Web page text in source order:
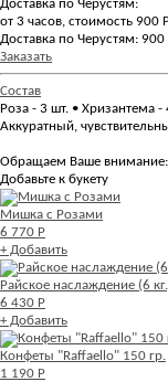
Доставка по Черустям:
от 3 часов, стоимость 900
Доставка по Черустям: 900
Заказать
Состав
Роза - 3 шт. • Хризантема -
Аккуратный,
Обращаем Ваше внимание:
Добавьте к букету
Мишка с Розами
6 770 Р
+ Добавить
Райское наслаждение (6
6 430 Р
+ Добавить
Конфеты "Raffaello" 150 гр.
1 190 Р